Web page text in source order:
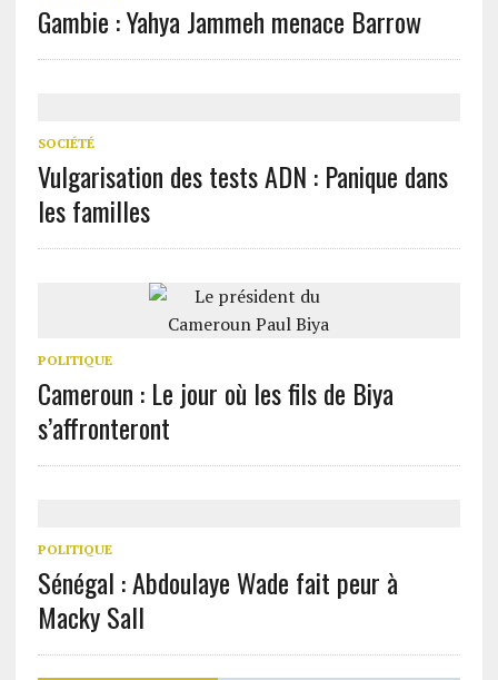
Gambie : Yahya Jammeh menace Barrow
SOCIÉTÉ
Vulgarisation des tests ADN : Panique dans
les familles
POLITIQUE
Cameroun : Le jour où les fils de Biya
s’affronteront
POLITIQUE
Sénégal : Abdoulaye Wade fait peur à
Macky Sall